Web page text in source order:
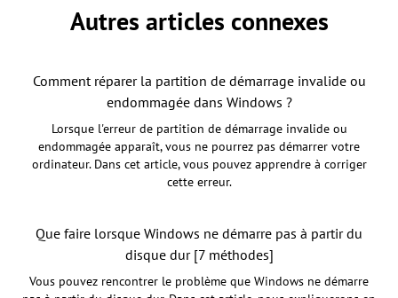
Autres articles connexes
Comment réparer la partition de démarrage invalide ou
endommagée dans Windows ?
Lorsque l'erreur de partition de démarrage invalide ou
endommagée apparaît, vous ne pourrez pas démarrer votre
ordinateur. Dans cet article, vous pouvez apprendre à corriger
cette erreur.
Que faire lorsque Windows ne démarre pas à partir du
disque dur [7 méthodes]
Vous pouvez rencontrer le problème que Windows ne démarre